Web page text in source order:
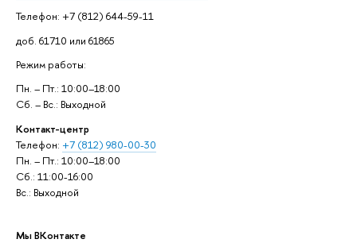
Телефон: +7 (812) 644-59-11
доб. 61710 или 61865
Режим работы:
Пн. – Пт.: 10:00–18:00
Сб. – Вс.: Выходной
Контакт-центр
Телефон: +7 (812) 980-00-30
Пн. – Пт.: 10:00–18:00
Сб.: 11:00-16:00
Вс.: Выходной
Мы ВКонтакте